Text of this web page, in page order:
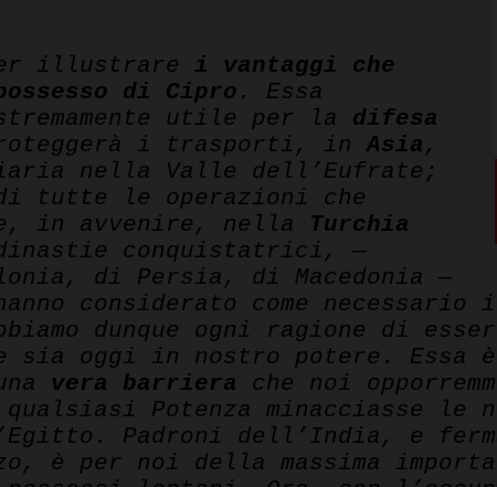
illustrare i vantaggi che
di Cipro . Essa
utile per la difesa
i trasporti, inAsia ,
nella Valle dell’Eufrate;
tutte le operazioni che
in avvenire, nella Turchia
conquistatrici, —
di Persia, di Macedonia —
considerato come necessario
dunque ogni ragione di
sia oggi in nostro potere. Essa
vera barriera che noi
Potenza minacciasse le
Padroni dell’India, e
è per noi della massima